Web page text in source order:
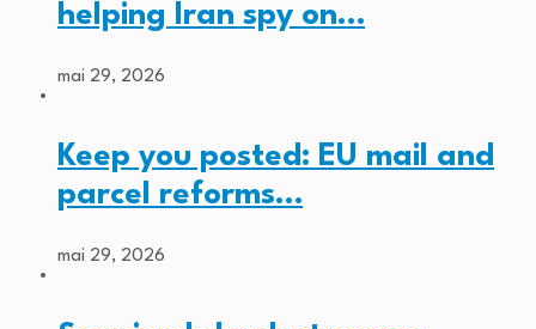
helping Iran spy on…
mai 29, 2026
Keep you posted: EU mail and
parcel reforms…
mai 29, 2026